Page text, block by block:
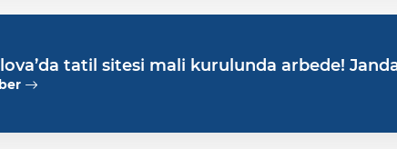
tatil sitesi mali kurulunda arbede!